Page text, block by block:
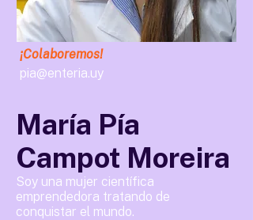
¡Colaboremos!
pia@enteria.uy
María Pía
Campot Moreira
Soy una mujer científica
emprendedora tratando de
conquistar el mundo.